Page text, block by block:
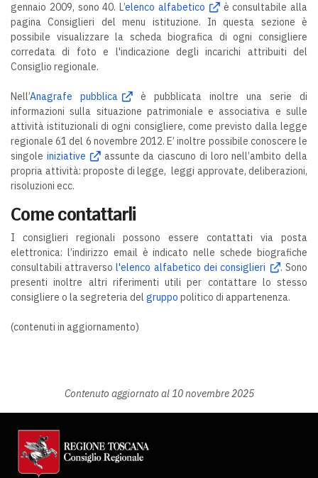
gennaio 2009, sono 40. L’elenco alfabetico
è consultabile alla
pagina Consiglieri del menu istituzione. In questa sezione è
possibile visualizzare la scheda biografica di ogni consigliere
corredata di foto e l'indicazione degli incarichi attribuiti del
Consiglio regionale.
Nell’Anagrafe pubblica
è pubblicata inoltre una serie di
informazioni sulla situazione patrimoniale e associativa e sulle
attività istituzionali di ogni consigliere, come previsto dalla legge
regionale 61 del 6 novembre 2012. E’ inoltre possibile conoscere le
singole iniziative
assunte da ciascuno di loro nell’ambito della
propria attività: proposte di legge, leggi approvate, deliberazioni,
risoluzioni ecc.
Come contattarli
I consiglieri regionali possono essere contattati via posta
elettronica: l’indirizzo email è indicato nelle schede biografiche
consultabili attraversol'elenco alfabetico dei consiglieri
. Sono
presenti inoltre altri riferimenti utili per contattare lo stesso
consigliere o la segreteria del gruppo politico di appartenenza.
(contenuti in aggiornamento)
Contenuto aggiornato al 10 novembre 2025